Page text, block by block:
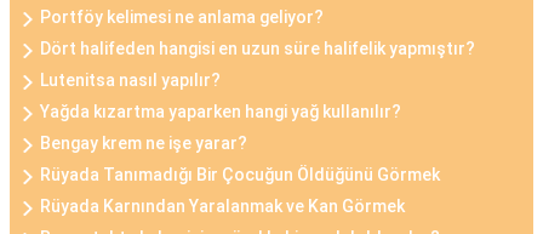
Portföy kelimesi ne anlama geliyor?
Dört halifeden hangisi en uzun süre halifelik yapmıştır?
Lutenitsa nasıl yapılır?
Yağda kızartma yaparken hangi yağ kullanılır?
Bengay krem ne işe yarar?
Rüyada Tanımadığı Bir Çocuğun Öldüğünü Görmek
Rüyada Karnından Yaralanmak ve Kan Görmek